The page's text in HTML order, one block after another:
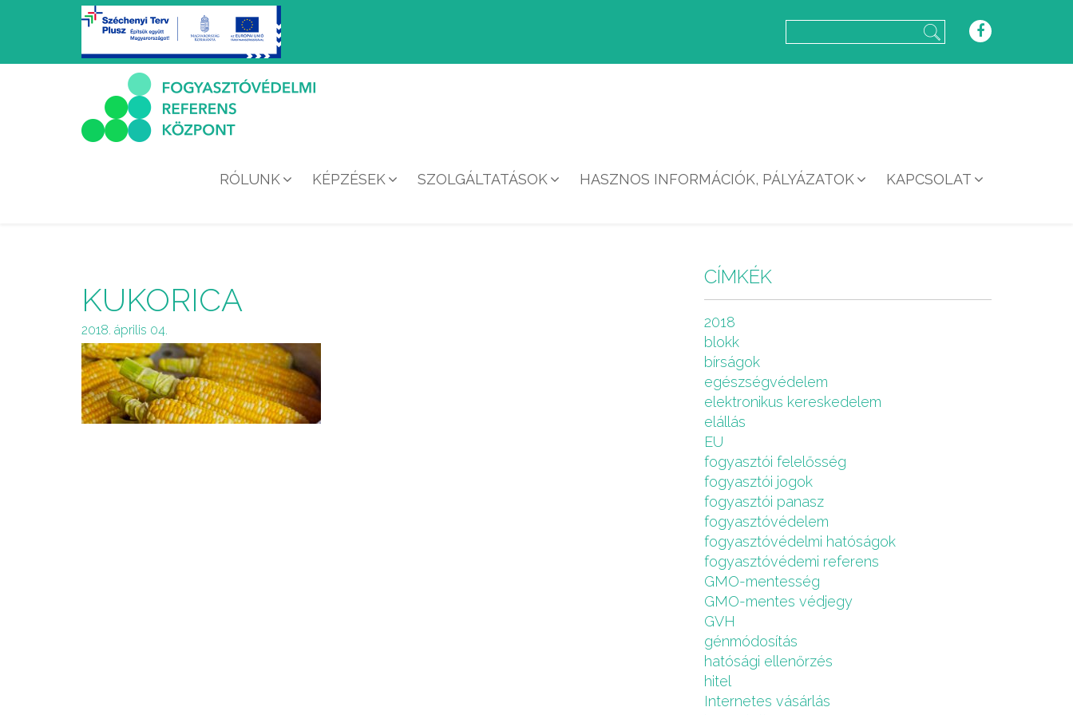
RÓLUNK KÉPZÉSEK SZOLGÁLTATÁSOK HASZNOS INFORMÁCIÓK, PÁLYÁZATOK KAPCSOLAT
KUKORICA
2018. április 04.
CÍMKÉK
2018
blokk
bírságok
egészségvédelem
elektronikus kereskedelem
elállás
EU
fogyasztói felelősség
fogyasztói jogok
fogyasztói panasz
fogyasztóvédelem
fogyasztóvédelmi hatóságok
fogyasztóvédemi referens
GMO-mentesség
GMO-mentes védjegy
GVH
génmódosítás
hatósági ellenőrzés
hitel
Internetes vásárlás